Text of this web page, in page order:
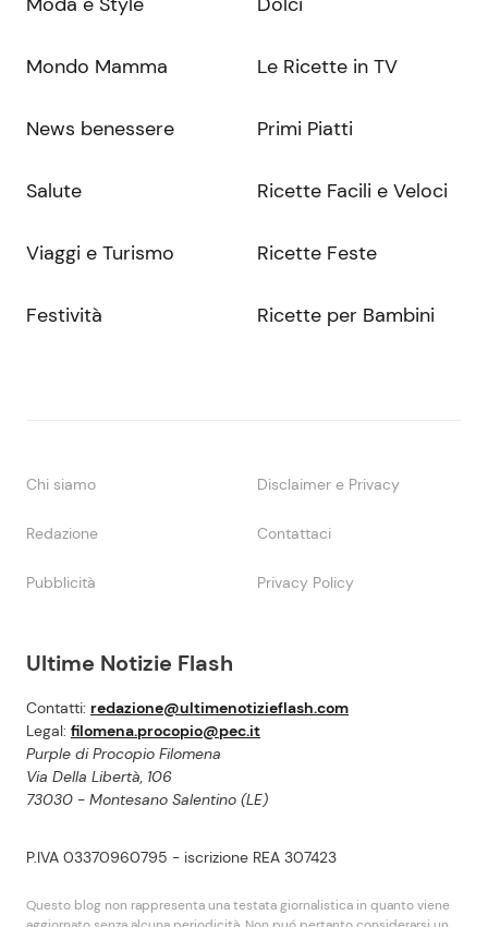
Ultime Notizie Flash
Contatti: redazione@ultimenotizieflash.com
Legal: filomena.procopio@pec.it
Purple di Procopio Filomena
Via Della Libertà, 106
73030 - Montesano Salentino (LE)
P.IVA 03370960795 - iscrizione REA 307423
Questo blog non rappresenta una testata giornalistica in quanto viene
Mondo Mamma
News benessere
Salute
Viaggi e Turismo
Festività
Le Ricette in TV
Primi Piatti
Ricette Facili e Veloci
Ricette Feste
Ricette per Bambini
Chi siamo Disclaimer e Privacy
Redazione Contattaci
Pubblicità Privacy Policy